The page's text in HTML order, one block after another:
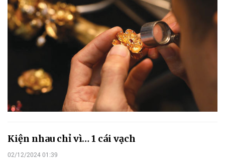
Kiện nhau chỉ vì… 1 cái vạch
02/12/2024 01:39